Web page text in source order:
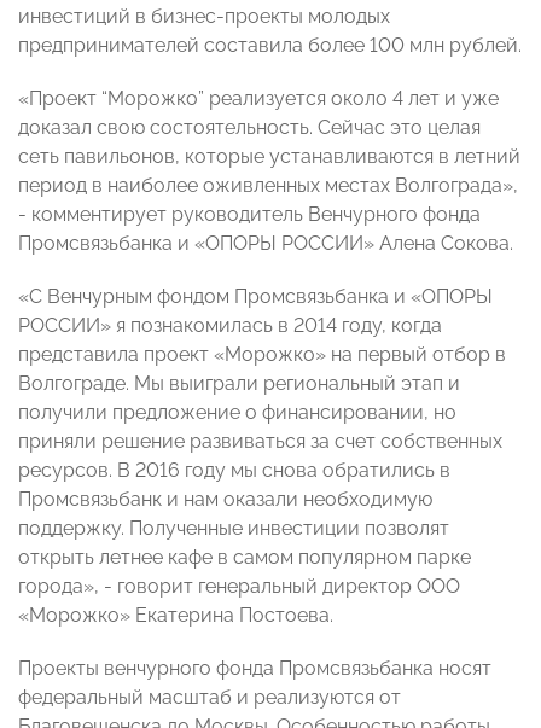
инвестиций в бизнес-проекты молодых
предпринимателей составила более 100 млн рублей.
«Проект “Морожко” реализуется около 4 лет и уже
доказал свою состоятельность. Сейчас это целая
сеть павильонов, которые устанавливаются в летний
период в наиболее оживленных местах Волгограда»,
- комментирует руководитель Венчурного фонда
Промсвязьбанка и «ОПОРЫ РОССИИ» Алена Сокова.
«С Венчурным фондом Промсвязьбанка и «ОПОРЫ
РОССИИ» я познакомилась в 2014 году, когда
представила проект «Морожко» на первый отбор в
Волгограде. Мы выиграли региональный этап и
получили предложение о финансировании, но
приняли решение развиваться за счет собственных
ресурсов. В 2016 году мы снова обратились в
Промсвязьбанк и нам оказали необходимую
поддержку. Полученные инвестиции позволят
открыть летнее кафе в самом популярном парке
города», - говорит генеральный директор ООО
«Морожко» Екатерина Постоева.
Проекты венчурного фонда Промсвязьбанка носят
федеральный масштаб и реализуются от